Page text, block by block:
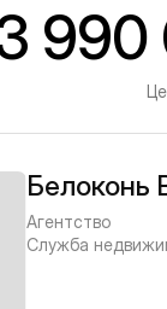
Белоконь
Агентство
Служба